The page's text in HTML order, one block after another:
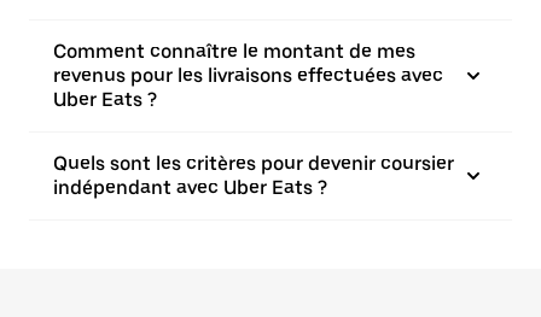
Comment connaître le montant de mes
revenus pour les livraisons effectuées avec
Uber Eats ?
Quels sont les critères pour devenir coursier
indépendant avec Uber Eats ?